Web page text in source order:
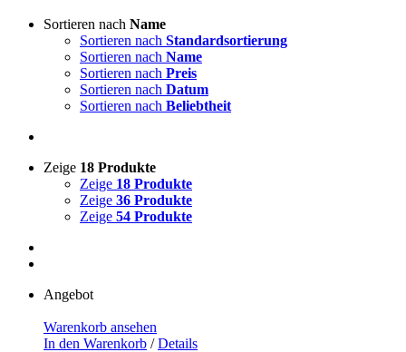
Sortieren nach Name
Sortieren nach Standardsortierung
Sortieren nach Name
Sortieren nach Preis
Sortieren nach Datum
Sortieren nach Beliebtheit
Zeige 18 Produkte
Zeige 18 Produkte
Zeige 36 Produkte
Zeige 54 Produkte
Angebot
Warenkorb ansehen
In den Warenkorb / Details